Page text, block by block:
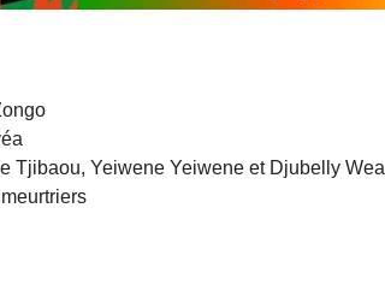
Tjibaou, Yeiwene Yeiwene et Djubelly Wea